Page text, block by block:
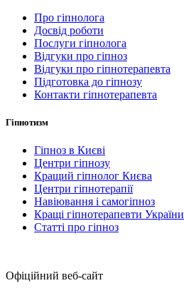
Про гіпнолога
Досвід роботи
Послуги гіпнолога
Відгуки про гіпноз
Відгуки про гіпнотерапевта
Підготовка до гіпнозу
Контакти гіпнотерапевта
Гіпнотизм
Гіпноз в Києві
Центри гіпнозу
Кращий гіпнолог Києва
Центри гіпнотерапії
Навіювання і самогіпноз
Кращі гіпнотерапевти України
Статті про гіпноз
Офіційний веб-сайт